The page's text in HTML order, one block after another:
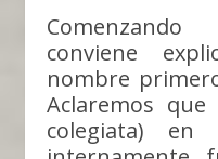
conviene
nombre
Aclaremos
colegiata) en